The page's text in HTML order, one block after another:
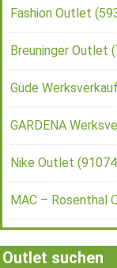
Fashion Outlet
Breuninger Outlet
Güde
GARDENA
Nike Outlet
MAC – Rosenthal
Outlet suchen